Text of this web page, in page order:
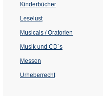
Kinderbücher
Leselust
Musicals / Oratorien
Musik und CD´s
Messen
Urheberrecht